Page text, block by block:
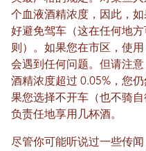
个血液酒精浓度，因此，
好避免驾车（这在任何地
则）。如果您在市区，使
会遇到任何问题。但请注
酒精浓度超过 0.05%，您
果您选择不开车（也不骑
负责任地享用几杯酒。
尽管你可能听说过一些传